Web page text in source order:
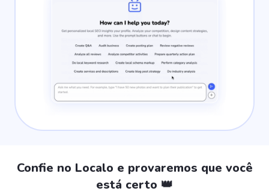
Confie no Localo e provaremos que você
está certo 👑